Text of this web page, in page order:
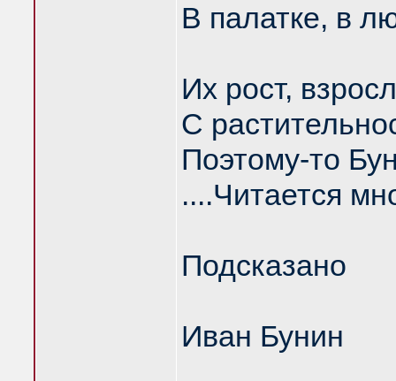
В палатке, в
Их рост,
С
Поэтому-то
....Читается
Подсказано
Иван Бунин